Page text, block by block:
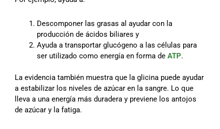
Descomponer las grasas al ayudar con la
producción de ácidos biliares y
Ayuda a transportar glucógeno a las células para
ser utilizado como energía en forma de ATP.
La evidencia también muestra que la glicina puede ayudar
a estabilizar los niveles de azúcar en la sangre. Lo que
lleva a una energía más duradera y previene los antojos
de azúcar y la fatiga.